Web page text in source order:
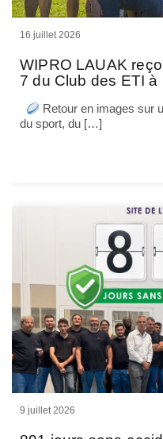
16 juillet 2026
WIPRO LAUAK
7 du Club des ETI à
Retour en images sur
du sport, du […]
9 juillet 2026